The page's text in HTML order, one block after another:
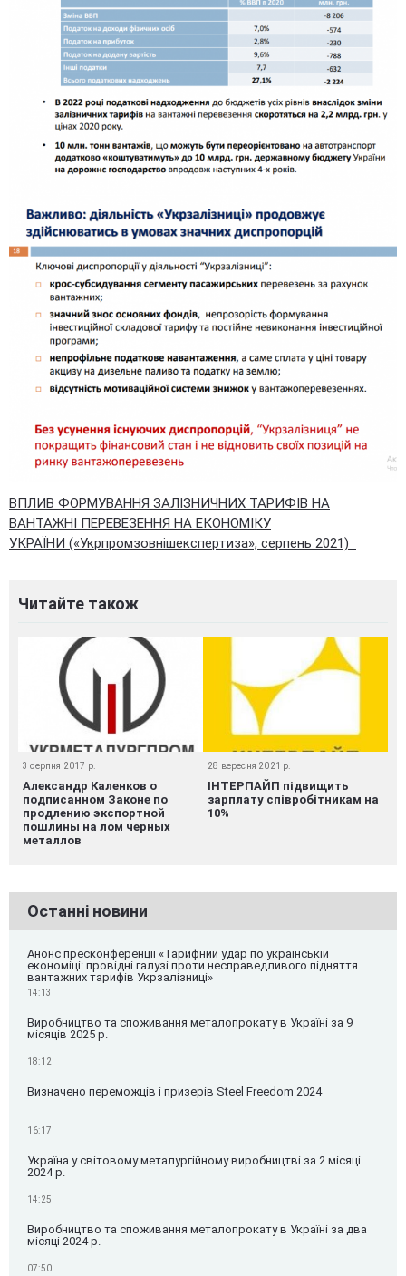
ВПЛИВ ФОРМУВАННЯ ЗАЛІЗНИЧНИХ ТАРИФІВ НА
ВАНТАЖНІ ПЕРЕВЕЗЕННЯ НА ЕКОНОМІКУ
УКРАЇНИ («Укрпромзовнішекспертиза», серпень 2021)
Читайте також
3 серпня 2017 р.
Александр Каленков о
подписанном Законе по
продлению экспортной
пошлины на лом черных
металлов
28 вересня 2021 р.
ІНТЕРПАЙП підвищить
зарплату співробітникам на
10%
Останні новини
Анонс пресконференції «Тарифний удар по українській
економіці: провідні галузі проти несправедливого підняття
вантажних тарифів Укрзалізниці»
14:13
Виробництво та споживання металопрокату в Україні за 9
місяців 2025 р.
18:12
Визначено переможців і призерів Steel Freedom 2024
16:17
Україна у світовому металургійному виробництві за 2 місяці
2024 р.
14:25
Виробництво та споживання металопрокату в Україні за два
місяці 2024 р.
07:50